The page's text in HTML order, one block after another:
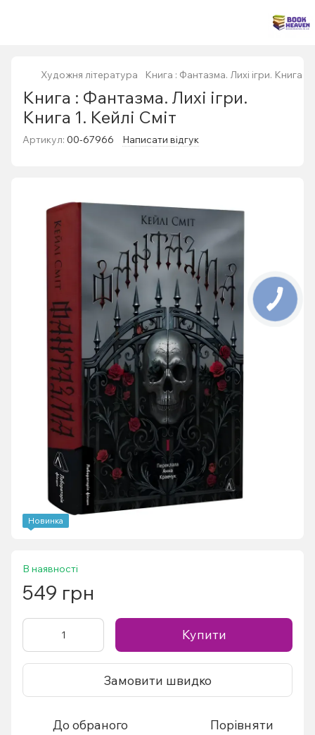
Художня література Книга : Фантазма. Лихі ігри. Книга 1.
Книга : Фантазма. Лихі ігри.
Книга 1. Кейлі Сміт
Артикул: 00-67966 Написати відгук
Новинка
В наявності
549 грн
Купити
Замовити швидко
До обраного Порівняти